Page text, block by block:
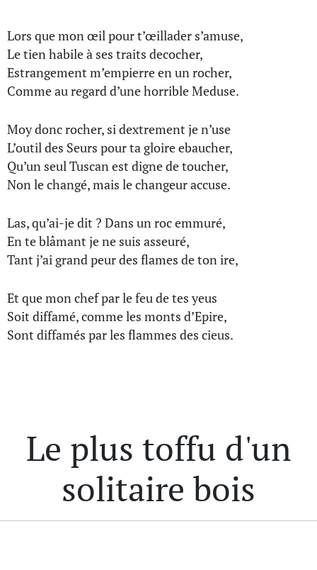
Lors que mon œil pour t’œillader s’amuse,
Le tien habile à ses traits decocher,
Estrangement m’empierre en un rocher,
Comme au regard d’une horrible Meduse.
Moy donc rocher, si dextrement je n’use
L’outil des Seurs pour ta gloire ebaucher,
Qu’un seul Tuscan est digne de toucher,
Non le changé, mais le changeur accuse.
Las, qu’ai-je dit ? Dans un roc emmuré,
En te blâmant je ne suis asseuré,
Tant j’ai grand peur des flames de ton ire,
Et que mon chef par le feu de tes yeus
Soit diffamé, comme les monts d’Epire,
Sont diffamés par les flammes des cieus.
Le plus toffu d'un
solitaire bois